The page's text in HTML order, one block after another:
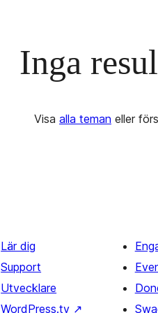
Inga
Visa alla teman eller
Lär dig
Support
Utvecklare
WordPress.tv ↗